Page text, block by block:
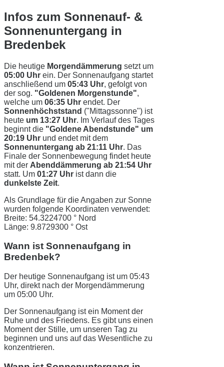
Infos zum Sonnenauf- &
Sonnenuntergang in
Bredenbek
Die heutige Morgendämmerung setzt um
05:00 Uhr ein. Der Sonnenaufgang startet
anschließend um 05:43 Uhr, gefolgt von
der sog. "Goldenen Morgenstunde",
welche um 06:35 Uhr endet. Der
Sonnenhöchststand ("Mittagssonne") ist
heute um 13:27 Uhr. Im Verlauf des Tages
beginnt die "Goldene Abendstunde" um
20:19 Uhr und endet mit dem
Sonnenuntergang ab 21:11 Uhr. Das
Finale der Sonnenbewegung findet heute
mit der Abenddämmerung ab 21:54 Uhr
statt. Um 01:27 Uhr ist dann die
dunkelste Zeit.
Als Grundlage für die Angaben zur Sonne
wurden folgende Koordinaten verwendet:
Breite: 54.3224700 ° Nord
Länge: 9.8729300 ° Ost
Wann ist Sonnenaufgang in
Bredenbek?
Der heutige Sonnenaufgang ist um 05:43
Uhr, direkt nach der Morgendämmerung
um 05:00 Uhr.
Der Sonnenaufgang ist ein Moment der
Ruhe und des Friedens. Es gibt uns einen
Moment der Stille, um unseren Tag zu
beginnen und uns auf das Wesentliche zu
konzentrieren.